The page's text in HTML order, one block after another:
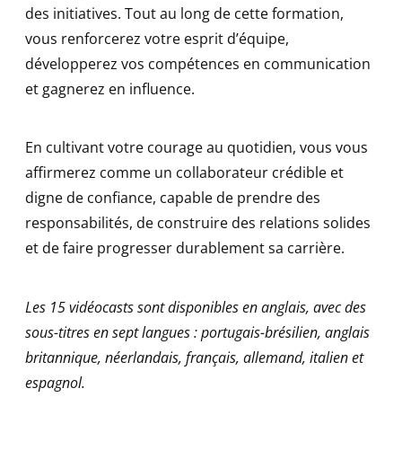
des initiatives. Tout au long de cette formation,
vous renforcerez votre esprit d’équipe,
développerez vos compétences en communication
et gagnerez en influence.
En cultivant votre courage au quotidien, vous vous
affirmerez comme un collaborateur crédible et
digne de confiance, capable de prendre des
responsabilités, de construire des relations solides
et de faire progresser durablement sa carrière.
Les 15 vidéocasts sont disponibles en anglais, avec des
sous-titres en sept langues : portugais-brésilien, anglais
britannique, néerlandais, français, allemand, italien et
espagnol.